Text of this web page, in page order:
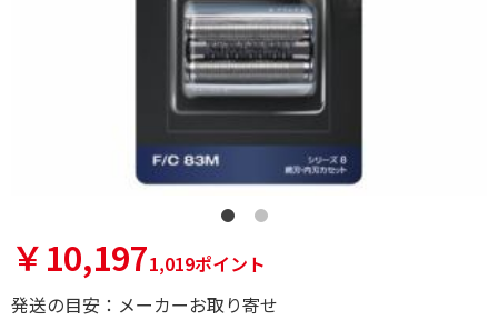
￥10,1971,019ポイント
発送の目安：メーカーお取り寄せ